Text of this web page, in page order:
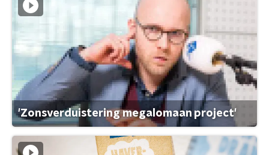
'Zonsverduistering megalomaan project'